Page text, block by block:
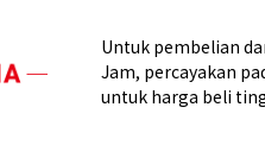
Untuk pembelian
Jam, percayakan
untuk harga beli